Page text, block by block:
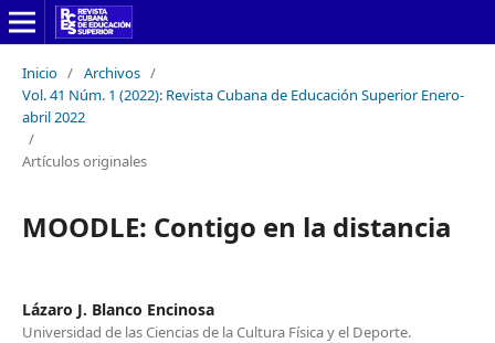
Inicio / Archivos /
Vol. 41 Núm. 1 (2022): Revista Cubana de Educación Superior Enero-
abril 2022
/
Artículos originales
MOODLE: Contigo en la distancia
Lázaro J. Blanco Encinosa
Universidad de las Ciencias de la Cultura Física y el Deporte.